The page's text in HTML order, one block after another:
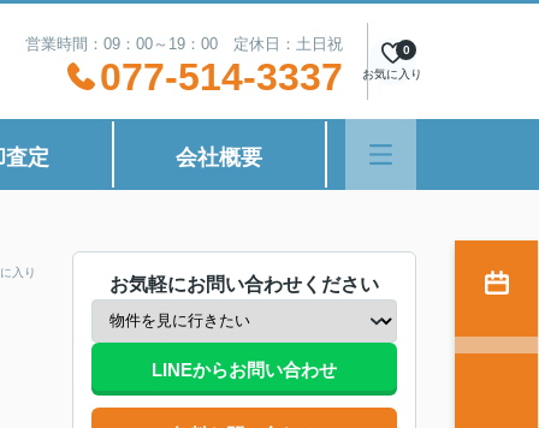
営業時間：09：00～19：00 定休日：土日祝
077-514-3337 お気に入り
0
査定 会社概要
入り
お気軽にお問い合わせください
LINEからお問い合わせ